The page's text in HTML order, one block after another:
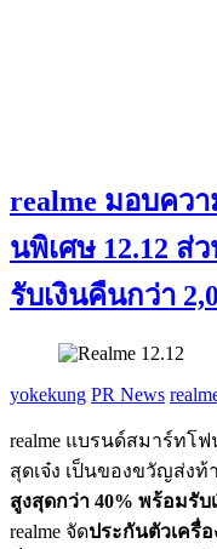
realme มอบคว
นพิเศษ 12.12 ส่
รับเงินคืนกว่า
yokekung PR News
realme แบรนด์สมาร์ทโ
สุดเจ๋ง เป็นของขวัญส่งท้
สูงสุดกว่า 40% พร้อมรับ
realme จัดประกันตัวเครื่